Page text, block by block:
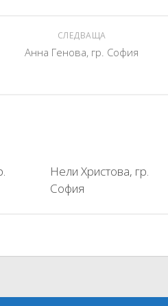
СЛЕДВАЩА
Анна Генова, гр. София
Нели Христова, гр.
София